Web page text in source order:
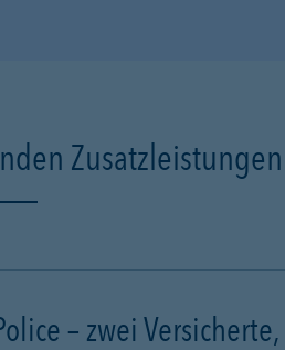
Zusatzleistungen
– zwei